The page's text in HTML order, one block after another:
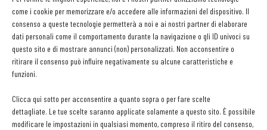
come i cookie per memorizzare e/o accedere alle informazioni del dispositivo. Il
consenso a queste tecnologie permetterà a noi e ai nostri partner di elaborare
dati personali come il comportamento durante la navigazione o gli ID univoci su
questo sito e di mostrare annunci (non) personalizzati. Non acconsentire o
ritirare il consenso può influire negativamente su alcune caratteristiche e
funzioni.
Clicca qui sotto per acconsentire a quanto sopra o per fare scelte
dettagliate. Le tue scelte saranno applicate solamente a questo sito. È possibile
modificare le impostazioni in qualsiasi momento, compreso il ritiro del consenso,
legge, un regolamento o un’ordinanza emanata dalle autorità
competenti, ma sono anche standard quando riguardano le gestione
della sicurezza alimentare e dell’igiene del processo e vengono
definiti valori guida utili a gestire sia la sicurezza che la qualità
alimentare.
In base allo scopo per i cui i criteri microbiologici sono stabiliti
possiamo individuare i seguenti criteri: